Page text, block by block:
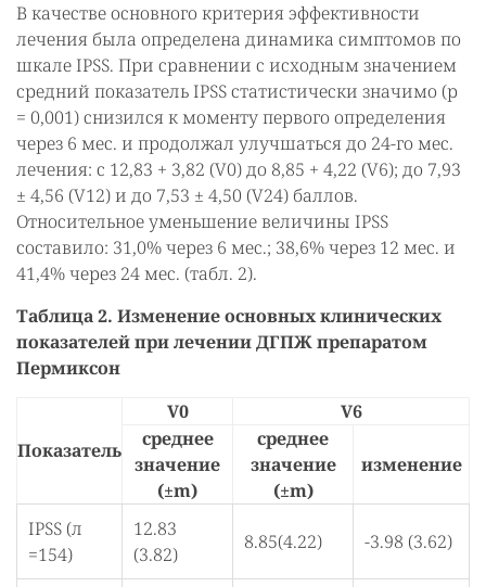
В качестве основного критерия эффективности
лечения была определена динамика симптомов по
шкале IPSS. При сравнении с исходным значением
средний показатель IPSS статистически значимо (р
= 0,001) снизился к моменту первого определения
через 6 мес. и продолжал улучшаться до 24-го мес.
лечения: с 12,83 + 3,82 (V0) до 8,85 + 4,22 (V6); до 7,93
± 4,56 (V12) и до 7,53 ± 4,50 (V24) баллов.
Относительное уменьшение величины IPSS
составило: 31,0% через 6 мес.; 38,6% через 12 мес. и
41,4% через 24 мес. (табл. 2).
Таблица 2. Изменение основных клинических
показателей при лечении ДГПЖ препаратом
Пермиксон
Показатель
V0
V6
среднее
значение
(±m)
среднее
значение
(±m)
изменение
IPSS (л
=154)
12.83
(3.82)
8.85(4.22) -3.98 (3.62)